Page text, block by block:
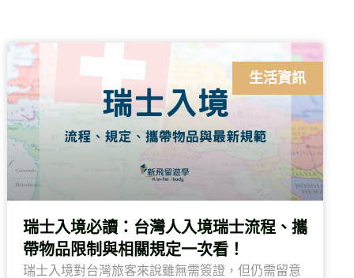
生活資訊
瑞士入境必讀：台灣人入境瑞士流程、攜
帶物品限制與相關規定一次看！
瑞士入境對台灣旅客來說雖無需簽證，但仍需留意